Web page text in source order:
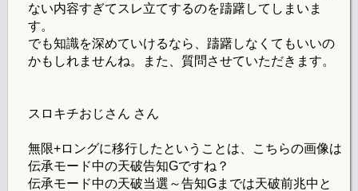
ない内容すぎてスレ立てするのを躊躇してしまいま
す。
でも知識を深めていけるなら、躊躇しなくてもいいの
かもしれませんね。また、質問させていただきます。
スロキチおじさん さん
無限+ロングに移行したということは、こちらの画像は
伝承モード中の天破告知Gですね？
伝承モード中の天破当選～告知Gまでは天破前兆中と